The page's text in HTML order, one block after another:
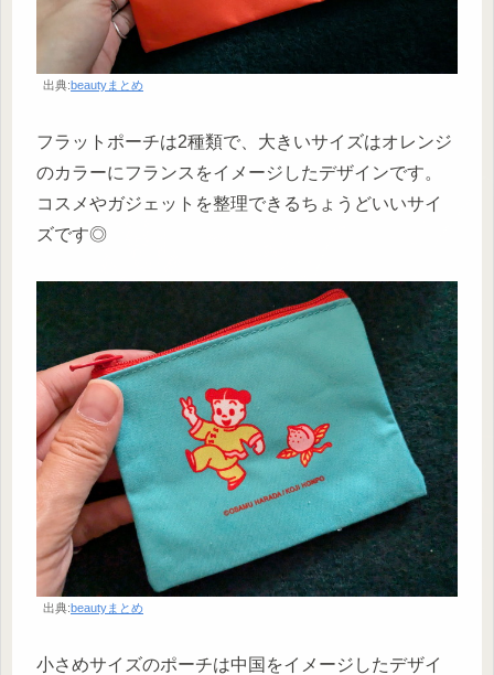
出典:beautyまとめ
フラットポーチは2種類で、大きいサイズはオレンジ
のカラーにフランスをイメージしたデザインです。
コスメやガジェットを整理できるちょうどいいサイ
ズです◎
出典:beautyまとめ
小さめサイズのポーチは中国をイメージしたデザイ